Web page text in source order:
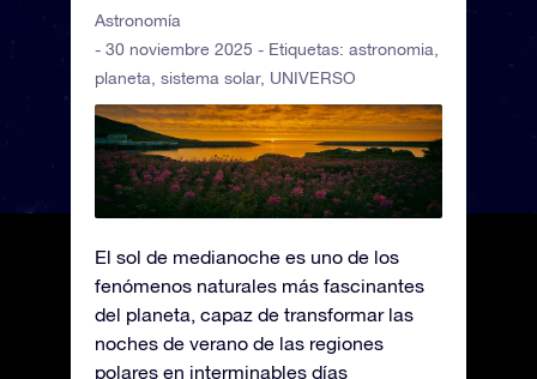
Astronomía
- 30 noviembre 2025 - Etiquetas: astronomia
planeta sistema solar, UNIVERSO
El sol de medianoche es uno de los
fenómenos naturales más fascinantes
del planeta, capaz de transformar las
noches de verano de las regiones
polares en interminables días